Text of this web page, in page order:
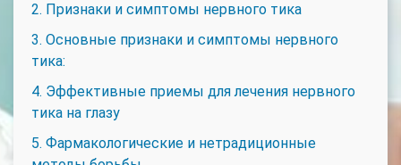
2. Признаки и симптомы нервного тика
3. Основные признаки и симптомы нервного
тика:
4. Эффективные приемы для лечения нервного
тика на глазу
5. Фармакологические и нетрадиционные